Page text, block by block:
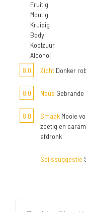
Fruitig
Moutig
Kruidig
Body
Koolzuur
Alcohol
8,0
Zicht Donker
8,0 Neus
8,0 Smaak Mooie
zoetig en
afdronk
Spijssuggestie